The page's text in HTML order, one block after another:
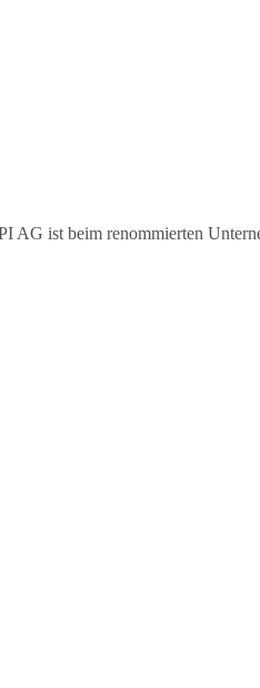
ist beim renommierten